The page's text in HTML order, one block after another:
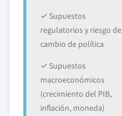
✓ Supuestos
regulatorios y riesgo de
cambio de política
✓ Supuestos
macroeconómicos
(crecimiento del PIB,
inflación, moneda)